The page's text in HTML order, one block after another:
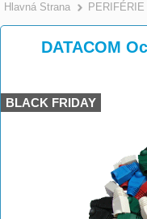
Hlavná Strana PERIFÉRIE
DATACOM
BLACK FRIDAY